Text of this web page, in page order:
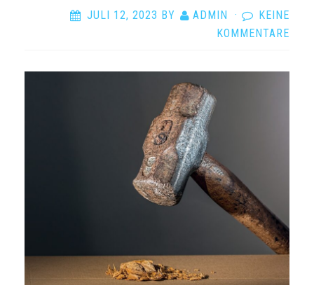
JULI 12, 2023 BY ADMIN ·
KEINE
KOMMENTARE